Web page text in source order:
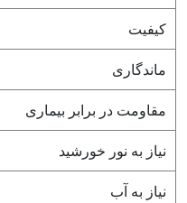
کیفیت
ماندگاری
مقاومت در برابر بیماری
نیاز به نور خورشید
نیاز به آب